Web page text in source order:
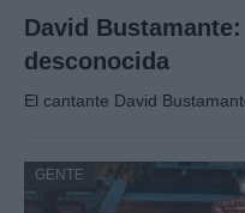
David
desconocida
El cantante David
GENTE